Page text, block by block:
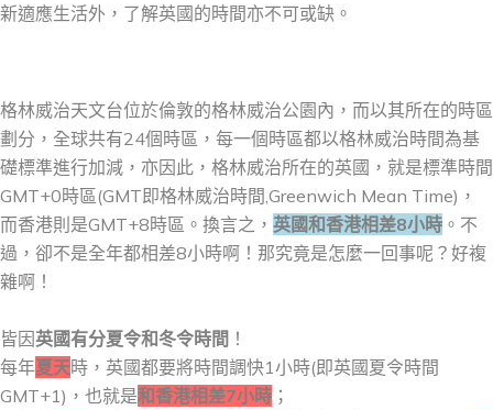
新適應生活外，了解英國的時間亦不可或缺。
格林威治天文台位於倫敦的格林威治公園內，而以其所在的時區
劃分，全球共有24個時區，每一個時區都以格林威治時間為基
礎標準進行加減，亦因此，格林威治所在的英國，就是標準時間
GMT+0時區(GMT即格林威治時間,Greenwich Mean Time)，
而香港則是GMT+8時區。換言之， 英國和香港相差8小時 。不
過，卻不是全年都相差8小時啊！那究竟是怎麼一回事呢？好複
雜啊！
皆因英國有分夏令和冬令時間 ！
每年夏天時，英國都要將時間調快1小時(即英國夏令時間
GMT+1)，也就是和香港相差7小時 ；